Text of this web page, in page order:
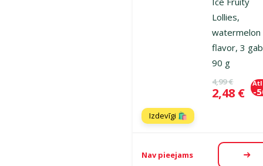
Lollies,
watermelon
flavor, 3
90 g
Oriģinālā
4,99 €
Cena
2,48 € -
Izdevīgi 🛍️
Nav pieejams